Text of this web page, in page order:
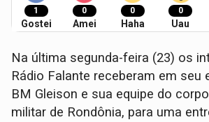
1
Gostei
0
Amei
0
Haha
0
Uau
Na última segunda-feira (23) os
Rádio Falante receberam em seu
BM Gleison e sua equipe do
militar de Rondônia, para uma